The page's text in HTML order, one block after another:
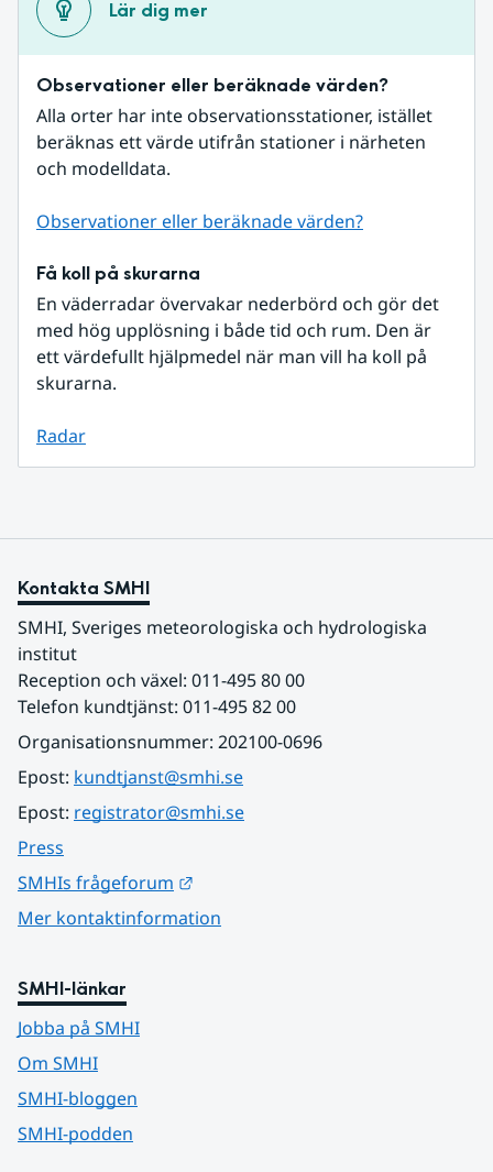
Lär dig mer
Observationer eller beräknade värden?
Alla orter har inte observationsstationer, istället
beräknas ett värde utifrån stationer i närheten
och modelldata.
Observationer eller beräknade värden?
Få koll på skurarna
En väderradar övervakar nederbörd och gör det
med hög upplösning i både tid och rum. Den är
ett värdefullt hjälpmedel när man vill ha koll på
skurarna.
Radar
Kontakta SMHI
SMHI, Sveriges meteorologiska och hydrologiska
institut
Reception och växel: 011-495 80 00
Telefon kundtjänst: 011-495 82 00
Organisationsnummer: 202100-0696
Epost: kundtjanst@smhi.se
Epost: registrator@smhi.se
Press
SMHIs frågeforum
Mer kontaktinformation
SMHI-länkar
Jobba på SMHI
Om SMHI
SMHI-bloggen
SMHI-podden